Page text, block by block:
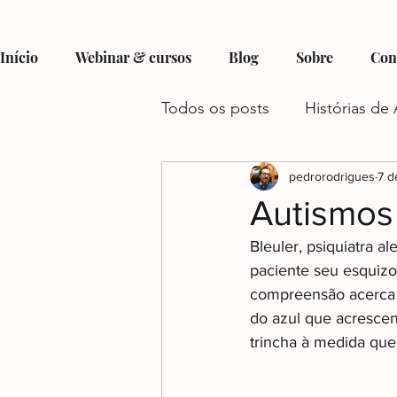
Início Webinar & cursos Blog Sobre
Todos os posts Histórias de
Hobbies e Interesses no
Recursos e Suporte para
Autismo e Condições
Autismos
pedrorodrigues 7
Bleuler, psiquiatra
paciente seu
compreensão
do azul que
trincha à medida